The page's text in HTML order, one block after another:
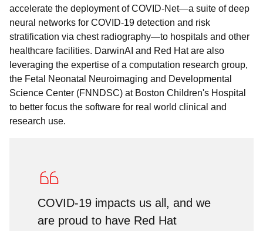
accelerate the deployment of COVID-Net—a suite of deep
neural networks for COVID-19 detection and risk
stratification via chest radiography—to hospitals and other
healthcare facilities. DarwinAI and Red Hat are also
leveraging the expertise of a computation research group,
the Fetal Neonatal Neuroimaging and Developmental
Science Center (FNNDSC) at Boston Children's Hospital
to better focus the software for real world clinical and
research use.
COVID-19 impacts us all, and we
are proud to have Red Hat